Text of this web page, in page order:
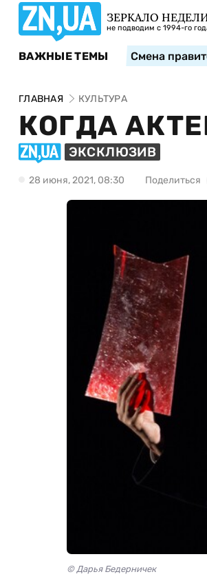
ЗЕРКАЛО
не подводим с 1994-го
ВАЖНЫЕ ТЕМЫ Смена
ГЛАВНАЯ КУЛЬТУРА
КОГДА
ЭКСКЛЮЗИВ
28 июня, 2021, 08:30 Поделиться
© Дарья Бедерничек